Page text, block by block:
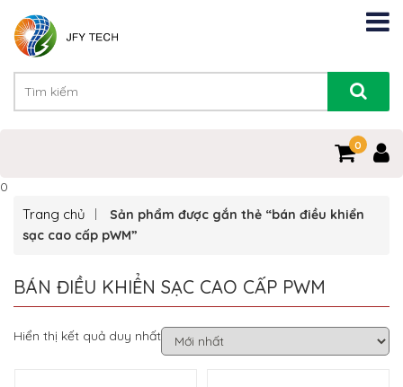
0
0
Trang chủ
Sản phẩm được gắn thẻ “bán điều khiển
sạc cao cấp pWM”
BÁN ĐIỀU KHIỂN SẠC CAO CẤP PWM
Hiển thị kết quả duy nhất